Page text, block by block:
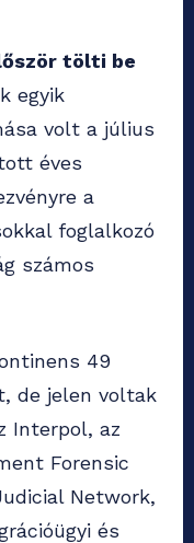
tölti be
egyik
volt a július
éves
a
foglalkozó
számos
49
de jelen voltak
Interpol, az
Forensic
Network,
és